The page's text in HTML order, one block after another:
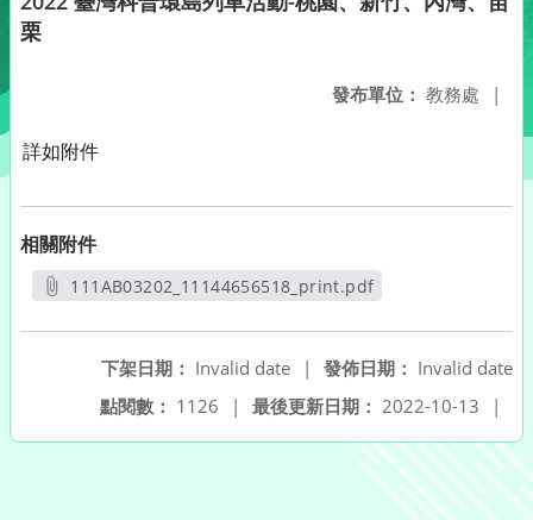
栗
發布單位： 教務處 |
詳如附件
相關附件
111AB03202_11144656518_print.pdf
發佈日期： Invalid date
下架日期： Invalid date
|
最後更新日期： 2022-10-13 |
點閱數： 1126 |